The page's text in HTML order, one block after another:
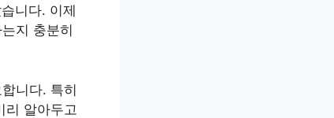
니다. 이제
지 충분히
니다. 특히
리 알아두고